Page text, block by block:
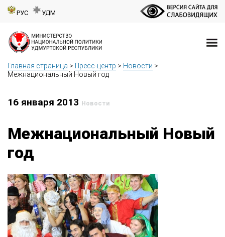
РУС УДМ
Главная страница > Пресс-центр > Новости >
Межнациональный Новый год
16 января 2013 Новости
Межнациональный Новый
год